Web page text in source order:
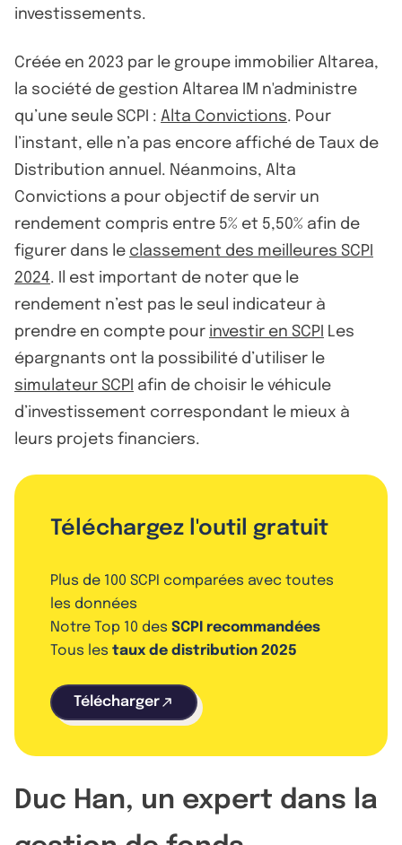
investissements.
Créée en 2023 par le groupe immobilier Altarea,
la société de gestion Altarea IM n'administre
qu’une seule SCPI : Alta Convictions. Pour
l’instant, elle n’a pas encore affiché de Taux de
Distribution annuel. Néanmoins, Alta
Convictions a pour objectif de servir un
rendement compris entre 5% et 5,50% afin de
figurer dans le classement des meilleures SCPI
2024. Il est important de noter que le
rendement n’est pas le seul indicateur à
prendre en compte pour investir en SCPI Les
épargnants ont la possibilité d’utiliser le
simulateur SCPI afin de choisir le véhicule
d’investissement correspondant le mieux à
leurs projets financiers.
Téléchargez l'outil gratuit
Plus de 100 SCPI comparées avec toutes
les données
Notre Top 10 des SCPI recommandées
Tous les taux de distribution 2025
Télécharger
Duc Han, un expert dans la